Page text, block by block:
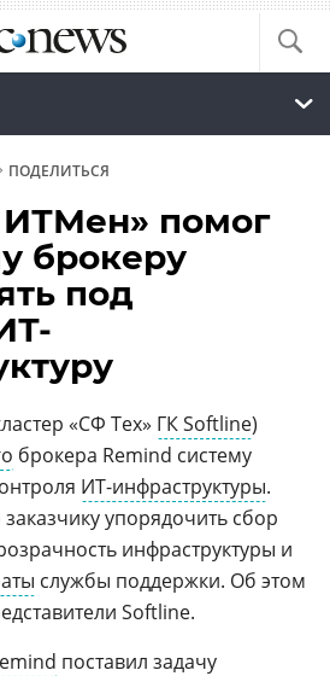
ПОДЕЛИТЬСЯ
помог
брокеру
под
«СФ Тех» ГК Softline)
брокера Remind систему
ИТ-инфраструктуры.
упорядочить сбор
инфраструктуры и
службы поддержки. Об этом
Softline.
поставил задачу